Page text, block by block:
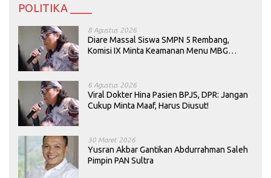
POLITIKA ____
8 Agustus 2026
Diare Massal Siswa SMPN 5 Rembang,
Komisi IX Minta Keamanan Menu MBG
6 Agustus 2026
Viral Dokter Hina Pasien BPJS, DPR: Jangan
Cukup Minta Maaf, Harus Diusut!
30 Maret 2026
Yusran Akbar Gantikan Abdurrahman Saleh
Pimpin PAN Sultra